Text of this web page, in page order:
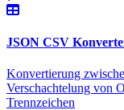
JSON CSV
Konvertierung
Verschachtelung von
Trennzeichen